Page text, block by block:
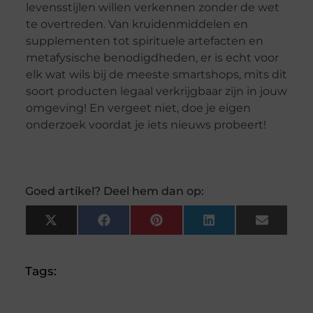
levensstijlen willen verkennen zonder de wet
te overtreden. Van kruidenmiddelen en
supplementen tot spirituele artefacten en
metafysische benodigdheden, er is echt voor
elk wat wils bij de meeste smartshops, mits dit
soort producten legaal verkrijgbaar zijn in jouw
omgeving! En vergeet niet, doe je eigen
onderzoek voordat je iets nieuws probeert!
Goed artikel? Deel hem dan op:
X
(Twitter)
FacebookPinterestLinkedInEmail
Tags: